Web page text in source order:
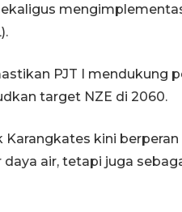
PJT I mendukung
target NZE di 2060.
Karangkates kini
daya air, tetapi juga